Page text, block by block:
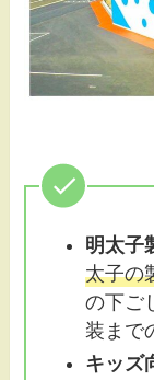
明太子
太子の
の下ご
装まで
キッズ